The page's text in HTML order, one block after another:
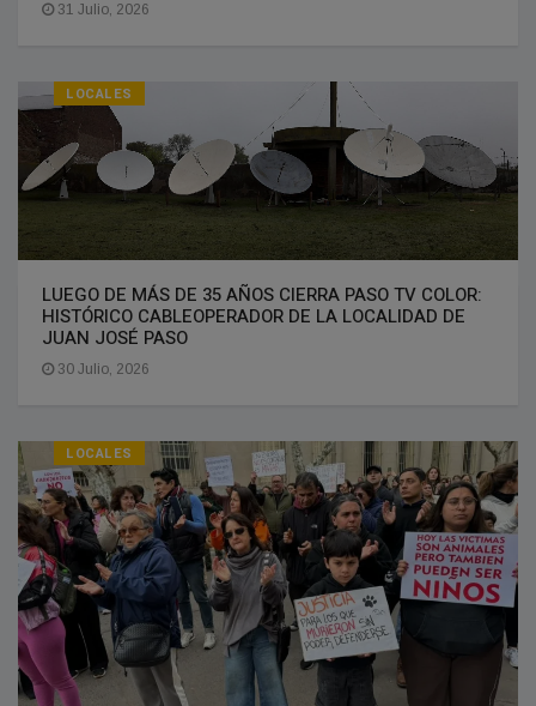
31 Julio, 2026
LOCALES
LUEGO DE MÁS DE 35 AÑOS CIERRA PASO TV COLOR:
HISTÓRICO CABLEOPERADOR DE LA LOCALIDAD DE
JUAN JOSÉ PASO
30 Julio, 2026
LOCALES